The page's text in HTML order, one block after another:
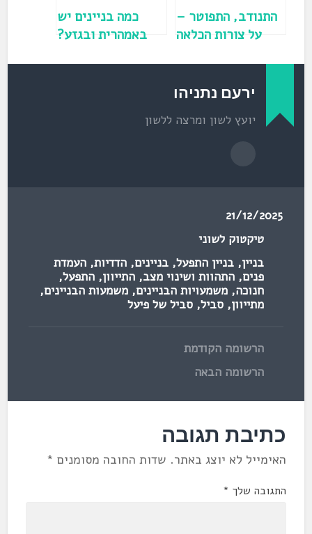
)
התנודב, התפוטר –
על צורות הכלאה
כמה בניינים יש
באמהרית ובגזע?
ירעם נתניהו
יועץ לשון ומרצה ללשון
21/12/2025
טיקטוק לשוני
בניין,בניין התפעל,בניינים,הדדיות,העמדת
פנים,התהוות ושינוי מצב,התייוון,התפעל,
חנוכה,משמעויות הבניינים,משמעות הבניינים,
מתייוון,סביל,סביל של פיעל
הרשומה הקודמת
הרשומה הבאה
כתיבת תגובה
האימייל לא יוצג באתר. שדות החובה מסומנים *
התגובה שלך *